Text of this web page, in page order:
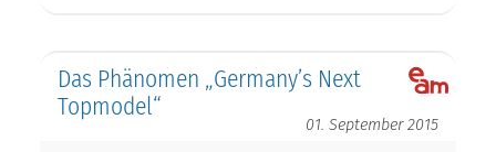
Das Phänomen „Germany’s Next
Topmodel“
01. September 2015